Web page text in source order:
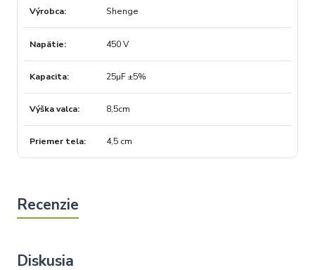
Výrobca Shenge
Napätie 450 V
Kapacita 25µF ±5%
Výška valca 8,5cm
Priemer tela 4,5 cm